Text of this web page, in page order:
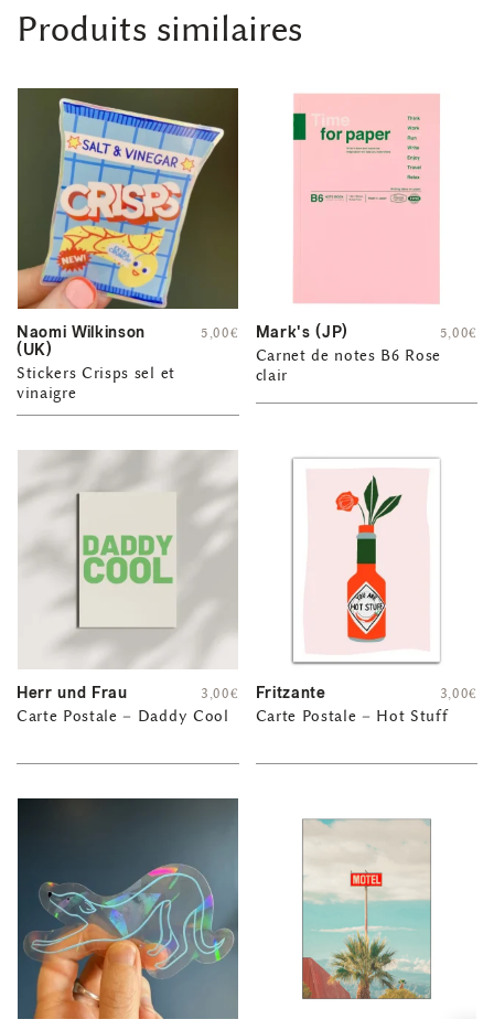
Produits similaires
Naomi Wilkinson
(UK)
Stickers Crisps sel et
vinaigre
5,00€ Mark's (JP)
Carnet de notes B6 Rose
clair
5,00€
Herr und Frau
Carte Postale – Daddy Cool
3,00€ Fritzante
Carte Postale – Hot Stuff
3,00€